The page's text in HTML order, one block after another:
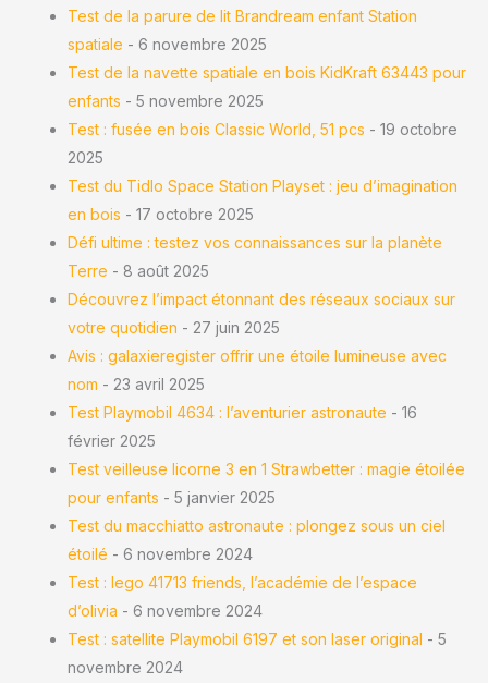
Test de la parure de lit Brandream enfant Station
spatiale - 6 novembre 2025
Test de la navette spatiale en bois KidKraft 63443 pour
enfants - 5 novembre 2025
Test : fusée en bois Classic World, 51 pcs - 19 octobre
2025
Test du Tidlo Space Station Playset : jeu d’imagination
en bois - 17 octobre 2025
Défi ultime : testez vos connaissances sur la planète
Terre - 8 août 2025
Découvrez l’impact étonnant des réseaux sociaux sur
votre quotidien - 27 juin 2025
Avis : galaxieregister offrir une étoile lumineuse avec
nom - 23 avril 2025
Test Playmobil 4634 : l’aventurier astronaute - 16
février 2025
Test veilleuse licorne 3 en 1 Strawbetter : magie étoilée
pour enfants - 5 janvier 2025
Test du macchiatto astronaute : plongez sous un ciel
étoilé - 6 novembre 2024
Test : lego 41713 friends, l’académie de l’espace
d’olivia - 6 novembre 2024
Test : satellite Playmobil 6197 et son laser original - 5
novembre 2024